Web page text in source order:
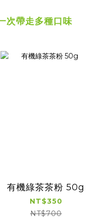
次帶走多種口味
有機綠茶茶粉 50g
NT$350
NT$700